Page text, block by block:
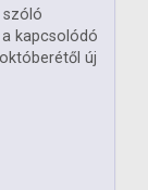
szóló
kapcsolódó
új